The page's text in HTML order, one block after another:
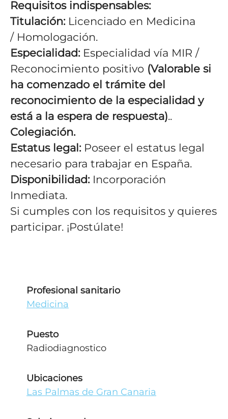
Requisitos indispensables:
Titulación:Licenciado en Medicina
/ Homologación.
Especialidad:Especialidad vía MIR /
Reconocimiento positivo (Valorable si
ha comenzado el trámite del
reconocimiento de la especialidad y
está a la espera de respuesta)..
Colegiación.
Estatus legal:Poseer el estatus legal
necesario para trabajar en España.
Disponibilidad:Incorporación
Inmediata.
Si cumples con los requisitos y quieres
participar. ¡Postúlate!
Profesional sanitario
Medicina
Puesto
Radiodiagnostico
Ubicaciones
Las Palmas de Gran Canaria